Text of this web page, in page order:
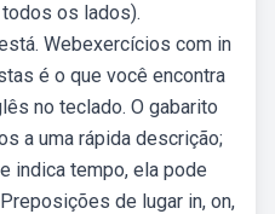
os lados).
Webexercícios com in
é o que você encontra
no teclado. O gabarito
a uma rápida descrição;
indica tempo, ela pode
de lugar in, on,